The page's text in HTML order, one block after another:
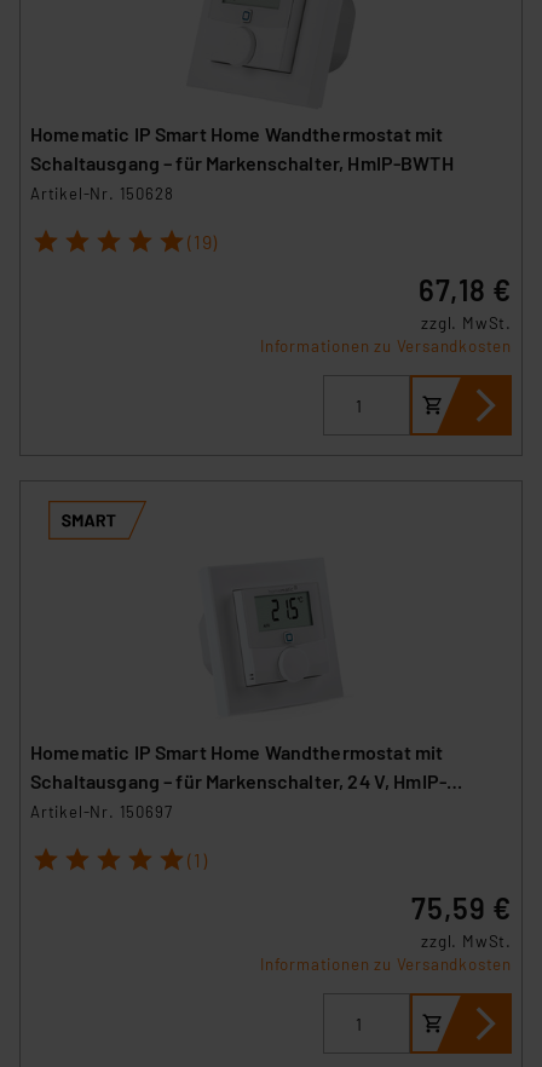
Homematic IP Smart Home Wandthermostat mit
Schaltausgang – für Markenschalter, HmIP-BWTH
Artikel-Nr. 150628
1 2 3 4 5 (19)
67,18 €
zzgl. MwSt.
Informationen zu Versandkosten
Homematic IP Smart Home Wandthermostat mit
Schaltausgang – für Markenschalter, 24 V, HmIP-
BWTH24
Artikel-Nr. 150697
1 2 3 4 5 (1)
75,59 €
zzgl. MwSt.
Informationen zu Versandkosten